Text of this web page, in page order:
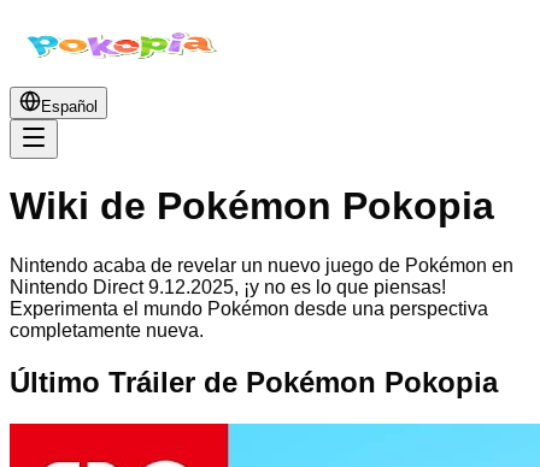
Español
Wiki de Pokémon Pokopia
Nintendo acaba de revelar un nuevo juego de Pokémon en
Nintendo Direct 9.12.2025, ¡y no es lo que piensas!
Experimenta el mundo Pokémon desde una perspectiva
completamente nueva.
Último Tráiler de Pokémon Pokopia